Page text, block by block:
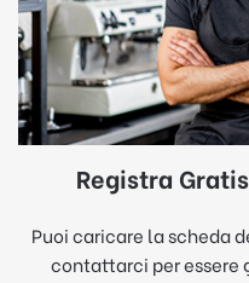
Registra
Puoi caricare la scheda
contattarci per essere